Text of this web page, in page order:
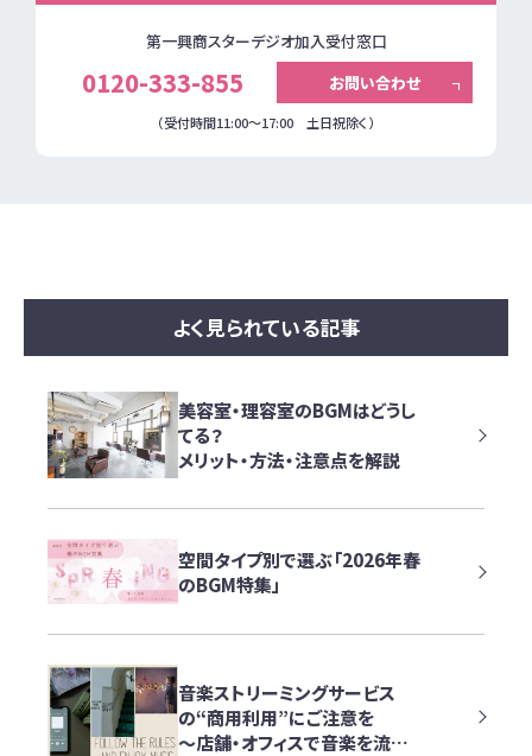
第一興商スターデジオ加入受付窓口
0120-333-855 お問い合わせ
（受付時間11:00～17:00 土日祝除く）
よく見られている記事
美容室・理容室のBGMはどうし
てる？
メリット・方法・注意点を解説
空間タイプ別で選ぶ「2026年春
のBGM特集」
音楽ストリーミングサービス
の“商用利用”にご注意を
～店舗・オフィスで音楽を流す